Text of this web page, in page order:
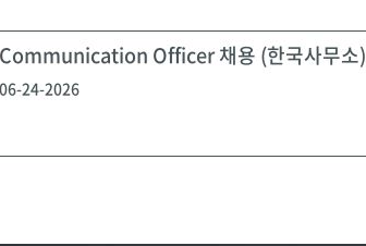
Communication Officer 채용 (한국사무소)
06-24-2026